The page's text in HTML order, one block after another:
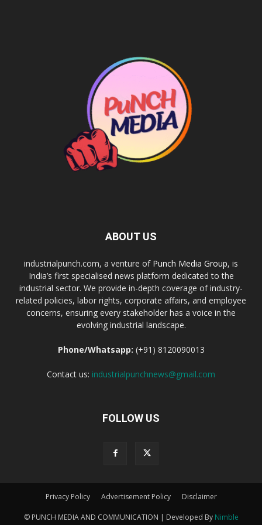
ABOUT US
industrialpunch.com, a venture of Punch Media Group, is
India’s first specialised news platform dedicated to the
industrial sector. We provide in-depth coverage of industry-
related policies, labor rights, corporate affairs, and employee
concerns, ensuring every stakeholder has a voice in the
evolving industrial landscape.
Phone/Whatsapp: (+91) 8120090013
Contact us: industrialpunchnews@gmail.com
FOLLOW US
Privacy Policy Advertisement Policy Disclaimer
© PUNCH MEDIA AND COMMUNICATION | Developed By Nimble